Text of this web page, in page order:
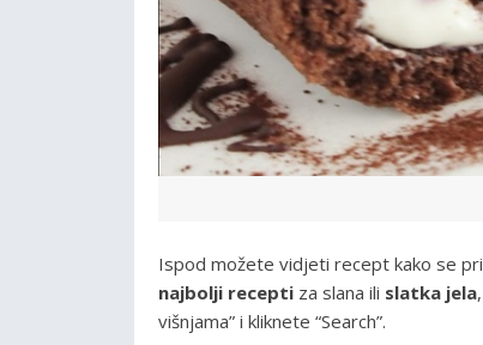
Ispod možete vidjeti recept kako se
najbolji recepti za slana ili slatka jela
višnjama” i kliknete “Search”.